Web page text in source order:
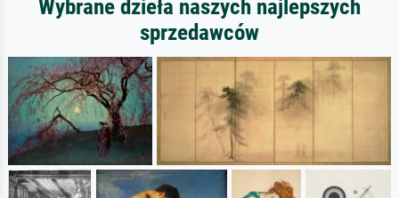
Wybrane dzieła naszych najlepszych
sprzedawców